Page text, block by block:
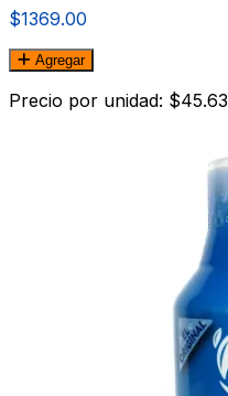
$1369.00
Agregar
Precio por unidad: $45.63